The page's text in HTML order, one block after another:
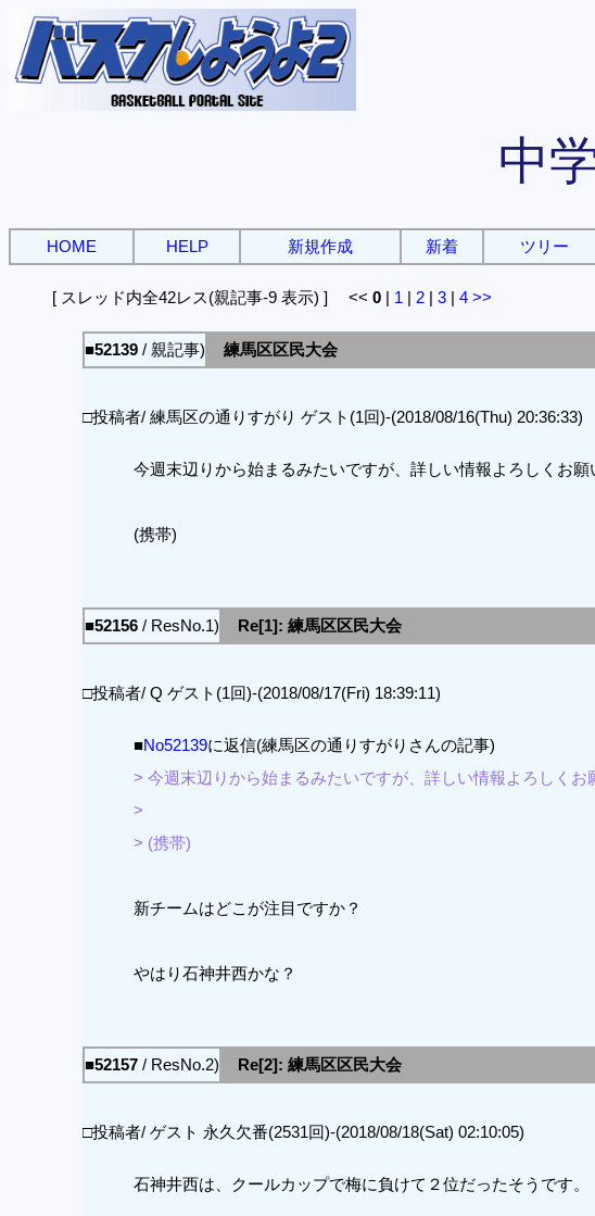
中
HOME HELP 新規作成 新着 ツリー
[ スレッド内全42レス(親記事-9 表示) ] << 0 | 1 | 2 | 3 | 4 >>
■52139/ 親記事)
練馬区区民大会
□投稿者/ 練馬区の通りすがり ゲスト(1回)-(2018/08/16(Thu) 20:36:33)
今週末辺りから始まるみたいですが、詳しい情報よろしくお願
(携帯)
■52156/ ResNo.1)
Re[1]: 練馬区区民大会
□投稿者/ Q ゲスト(1回)-(2018/08/17(Fri) 18:39:11)
■No52139に返信(練馬区の通りすがりさんの記事)
> 今週末辺りから始まるみたいですが、詳しい情報よろしくお
>
> (携帯)
新チームはどこが注目ですか？
やはり石神井西かな？
■52157/ ResNo.2)
Re[2]: 練馬区区民大会
□投稿者/ ゲスト 永久欠番(2531回)-(2018/08/18(Sat) 02:10:05)
石神井西は、クールカップで梅に負けて２位だったそうです。